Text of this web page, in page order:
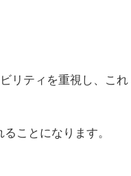
リティを重視し、これ
ことになります。